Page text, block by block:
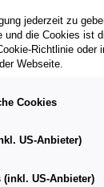
jederzeit zu
und die Cookies ist
Richtlinie oder
Webseite.
Cookies
US-Anbieter)
(inkl. US-Anbieter)